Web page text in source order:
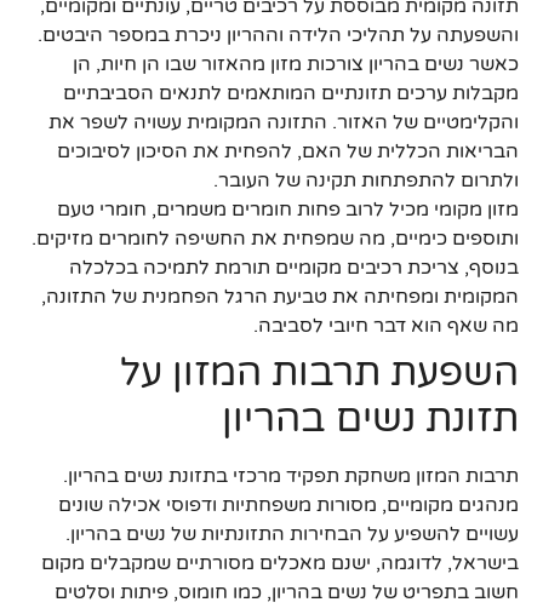
תזונה מקומית מבוססת על רכיבים טריים, עונתיים ומקומיים,
והשפעתה על תהליכי הלידה וההריון ניכרת במספר היבטים.
כאשר נשים בהריון צורכות מזון מהאזור שבו הן חיות, הן
מקבלות ערכים תזונתיים המותאמים לתנאים הסביבתיים
והקלימטיים של האזור. התזונה המקומית עשויה לשפר את
הבריאות הכללית של האם, להפחית את הסיכון לסיבוכים
ולתרום להתפתחות תקינה של העובר.
מזון מקומי מכיל לרוב פחות חומרים משמרים, חומרי טעם
ותוספים כימיים, מה שמפחית את החשיפה לחומרים מזיקים.
בנוסף, צריכת רכיבים מקומיים תורמת לתמיכה בכלכלה
המקומית ומפחיתה את טביעת הרגל הפחמנית של התזונה,
מה שאף הוא דבר חיובי לסביבה.
השפעת תרבות המזון על
תזונת נשים בהריון
תרבות המזון משחקת תפקיד מרכזי בתזונת נשים בהריון.
מנהגים מקומיים, מסורות משפחתיות ודפוסי אכילה שונים
עשויים להשפיע על הבחירות התזונתיות של נשים בהריון.
בישראל, לדוגמה, ישנם מאכלים מסורתיים שמקבלים מקום
חשוב בתפריט של נשים בהריון, כמו חומוס, פיתות וסלטים